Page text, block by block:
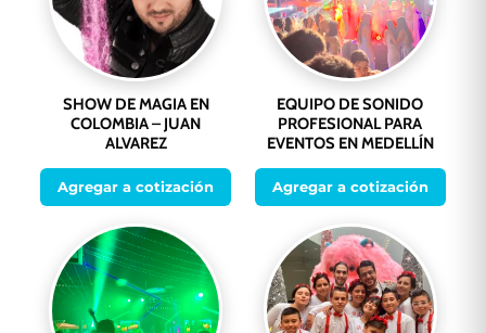
SHOW DE MAGIA EN
COLOMBIA – JUAN
ALVAREZ
Agregar a cotización
EQUIPO DE SONIDO
PROFESIONAL PARA
EVENTOS EN MEDELLÍN
Agregar a cotización